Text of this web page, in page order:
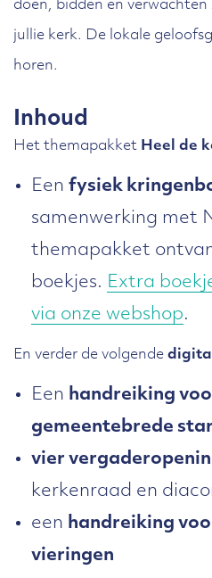
doen, bidden en
jullie kerk. De lokale
horen.
Inhoud
Het themapakket Heel de
Een fysiek
samenwerking met
themapakket
boekjes. Extra
via onze webshop.
En verder de volgende
Een handreiking
gemeentebrede
vier
kerkenraad en
een handreiking
vieringen